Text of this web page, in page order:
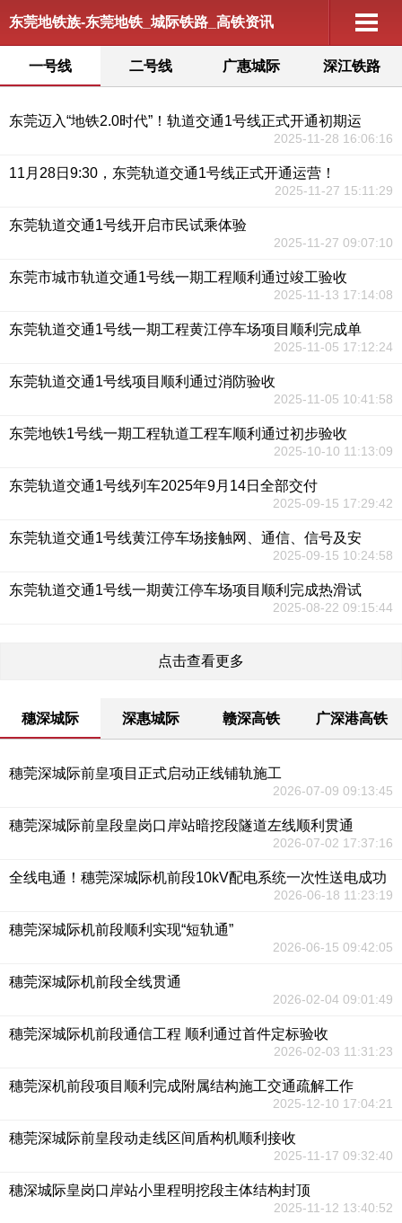
东莞地铁族-东莞地铁_城际铁路_高铁资讯
一号线 二号线 广惠城际 深江铁路
东莞迈入“地铁2.0时代”！轨道交通1号线正式开通初期运
2025-11-28 16:06:16
11月28日9:30，东莞轨道交通1号线正式开通运营！
2025-11-27 15:11:29
东莞轨道交通1号线开启市民试乘体验
2025-11-27 09:07:10
东莞市城市轨道交通1号线一期工程顺利通过竣工验收
2025-11-13 17:14:08
东莞轨道交通1号线一期工程黄江停车场项目顺利完成单
2025-11-05 17:12:24
东莞轨道交通1号线项目顺利通过消防验收
2025-11-05 10:41:58
东莞地铁1号线一期工程轨道工程车顺利通过初步验收
2025-10-10 11:13:09
东莞轨道交通1号线列车2025年9月14日全部交付
2025-09-15 17:29:42
东莞轨道交通1号线黄江停车场接触网、通信、信号及安
2025-09-15 10:24:58
东莞轨道交通1号线一期黄江停车场项目顺利完成热滑试
2025-08-22 09:15:44
点击查看更多
穗深城际 深惠城际 赣深高铁 广深港高铁
穗莞深城际前皇项目正式启动正线铺轨施工
2026-07-09 09:13:45
穗莞深城际前皇段皇岗口岸站暗挖段隧道左线顺利贯通
2026-07-02 17:37:16
全线电通！穗莞深城际机前段10kV配电系统一次性送电成功
2026-06-18 11:23:19
穗莞深城际机前段顺利实现“短轨通”
2026-06-15 09:42:05
穗莞深城际机前段全线贯通
2026-02-04 09:01:49
穗莞深城际机前段通信工程 顺利通过首件定标验收
2026-02-03 11:31:23
穗莞深机前段项目顺利完成附属结构施工交通疏解工作
2025-12-10 17:04:21
穗莞深城际前皇段动走线区间盾构机顺利接收
2025-11-17 09:32:40
穗深城际皇岗口岸站小里程明挖段主体结构封顶
2025-11-12 13:40:52